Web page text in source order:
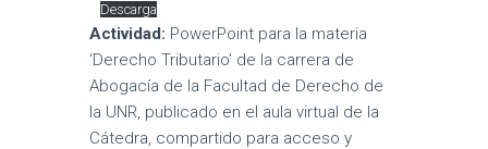
Descarga
Actividad: PowerPoint para la materia
‘Derecho Tributario’ de la carrera de
Abogacía de la Facultad de Derecho de
la UNR, publicado en el aula virtual de la
Cátedra, compartido para acceso y